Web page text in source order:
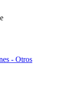
- Otros